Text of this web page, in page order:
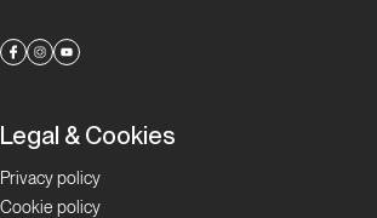
Legal & Cookies
Privacy policy
Cookie policy